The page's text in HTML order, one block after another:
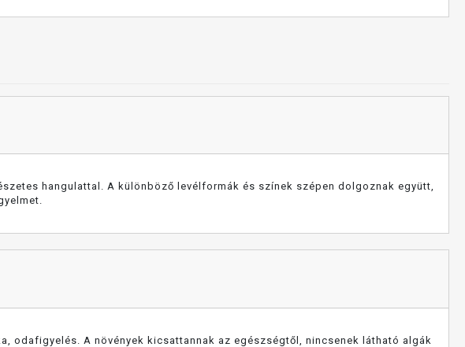
hangulattal. A különböző levélformák és színek szépen dolgoznak együtt,
odafigyelés. A növények kicsattannak az egészségtől, nincsenek látható algák